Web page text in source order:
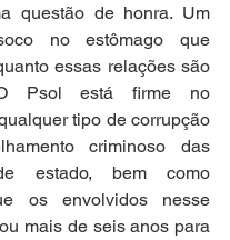
questão de honra. Um
no estômago que
essas relações são
Psol está firme no
tipo de corrupção
criminoso das
estado, bem como
os envolvidos nesse
mais de seis anos para